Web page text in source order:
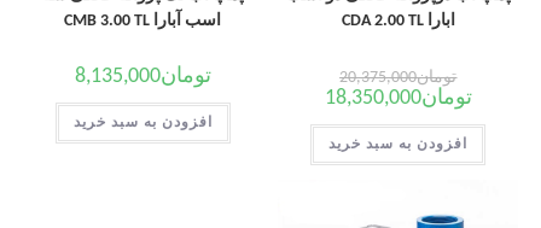
ابارا CDA 2.00 TL
تومان20,375,000
تومان18,350,000
افزودن به سبد خرید
اسب آبارا CMB 3.00 TL
تومان8,135,000
افزودن به سبد خرید